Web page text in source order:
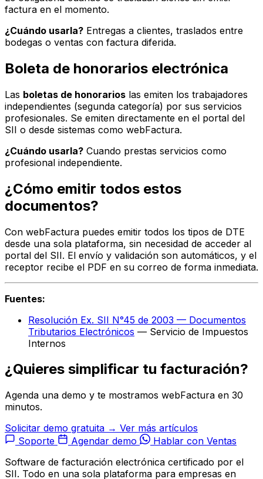
factura en el momento.
¿Cuándo usarla? Entregas a clientes, traslados entre
bodegas o ventas con factura diferida.
Boleta de honorarios electrónica
Las boletas de honorarios las emiten los trabajadores
independientes (segunda categoría) por sus servicios
profesionales. Se emiten directamente en el portal del
SII o desde sistemas como webFactura.
¿Cuándo usarla? Cuando prestas servicios como
profesional independiente.
¿Cómo emitir todos estos
documentos?
Con webFactura puedes emitir todos los tipos de DTE
desde una sola plataforma, sin necesidad de acceder al
portal del SII. El envío y validación son automáticos, y el
receptor recibe el PDF en su correo de forma inmediata.
Fuentes:
Resolución Ex. SII N°45 de 2003 — Documentos
Tributarios Electrónicos — Servicio de Impuestos
Internos
¿Quieres simplificar tu facturación?
Agenda una demo y te mostramos webFactura en 30
minutos.
Solicitar demo gratuita → Ver más artículos
Soporte
Agendar demo
Hablar con Ventas
Software de facturación electrónica certificado por el
SII. Todo en una sola plataforma para empresas en